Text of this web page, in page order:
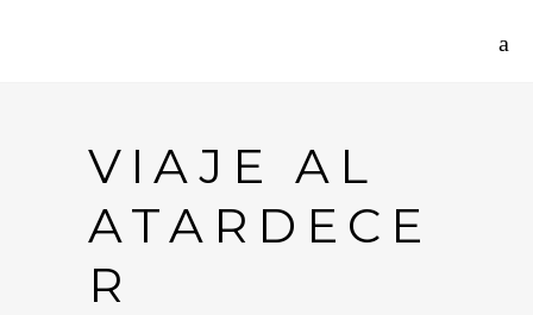
VIAJE AL
ATARDECE
R